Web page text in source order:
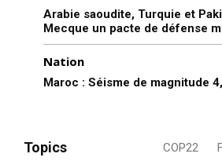
Arabie saoudite, Turquie et
Mecque un pacte de défense
Nation
Maroc : Séisme de magnitude
Topics COP22